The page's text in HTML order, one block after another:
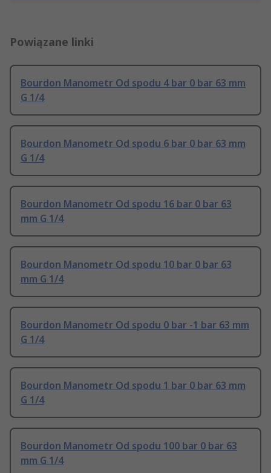
Powiązane linki
Bourdon Manometr Od spodu 4 bar 0 bar 63 mm
G 1/4
Bourdon Manometr Od spodu 6 bar 0 bar 63 mm
G 1/4
Bourdon Manometr Od spodu 16 bar 0 bar 63
mm G 1/4
Bourdon Manometr Od spodu 10 bar 0 bar 63
mm G 1/4
Bourdon Manometr Od spodu 0 bar -1 bar 63 mm
G 1/4
Bourdon Manometr Od spodu 1 bar 0 bar 63 mm
G 1/4
Bourdon Manometr Od spodu 100 bar 0 bar 63
mm G 1/4